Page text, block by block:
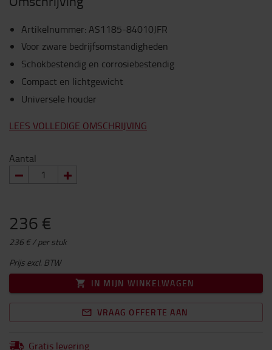
Artikelnummer: AS1185-84010JFR
Voor zware bedrijfsomstandigheden
Schokbestendig en corrosiebestendig
Compact en lichtgewicht
Universele houder
LEES VOLLEDIGE OMSCHRIJVING
Aantal
236 €
236 € / per stuk
Prijs excl. BTW
IN MIJN WINKELWAGEN
VRAAG OFFERTE AAN
Gratis levering